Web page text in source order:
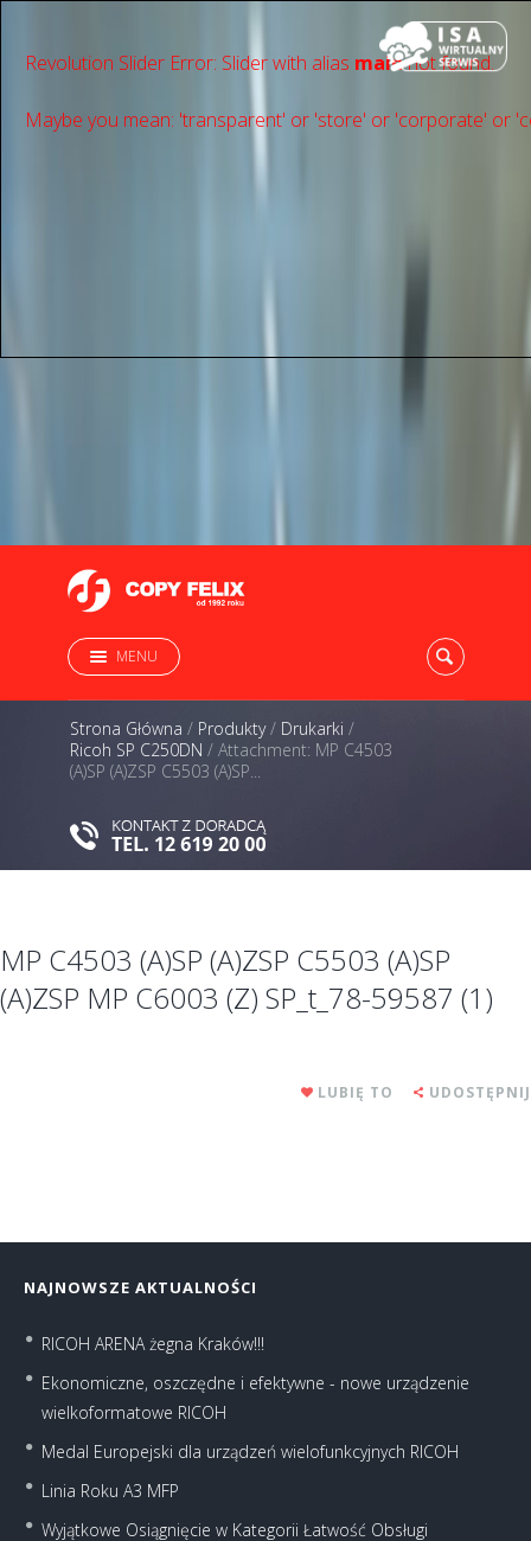
Revolution Slider Error: Slider with alias mainnot found.
Maybe you mean: 'transparent' or 'store' or 'сorporate' or
MENU
Strona Główna / Produkty/ Drukarki /
Ricoh SP C250DN / Attachment: MP C4503
(A)SP (A)ZSP C5503 (A)SP...
MP C4503 (A)SP (A)ZSP C5503 (A)SP
(A)ZSP MP C6003 (Z) SP_t_78-59587 (1)
LUBIĘ TO UDOSTĘPNIJ
NAJNOWSZE AKTUALNOŚCI
RICOH ARENA żegna Kraków!!!
Ekonomiczne, oszczędne i efektywne - nowe urządzenie
wielkoformatowe RICOH
Medal Europejski dla urządzeń wielofunkcyjnych RICOH
Linia Roku A3 MFP
Wyjątkowe Osiągnięcie w Kategorii Łatwość Obsługi